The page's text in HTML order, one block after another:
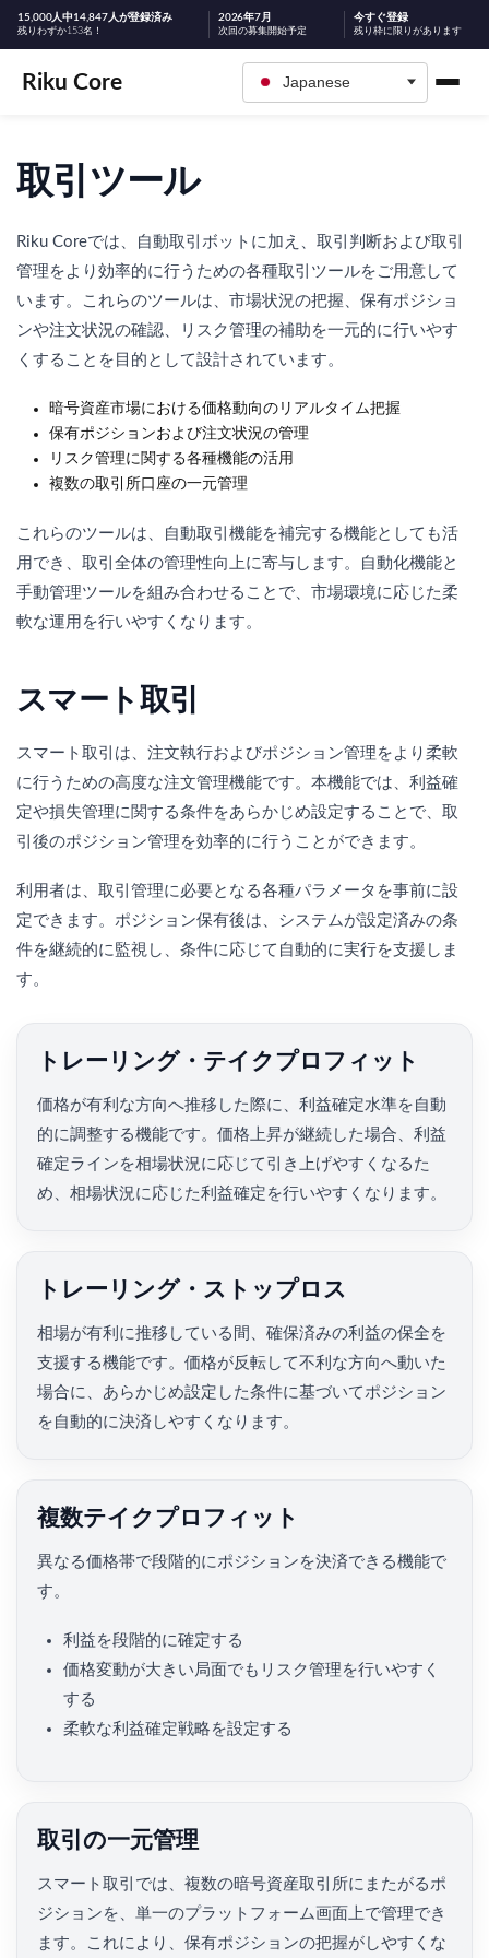
15,000人中14,847人が登録済み
残りわずか153名！
2026年7月
次回の募集開始予定
今すぐ登録
残り枠に限りがあります
Riku Core Japanese
取引ツール
Riku Coreでは、自動取引ボットに加え、取引判断および取引
管理をより効率的に行うための各種取引ツールをご用意して
います。これらのツールは、市場状況の把握、保有ポジショ
ンや注文状況の確認、リスク管理の補助を一元的に行いやす
くすることを目的として設計されています。
暗号資産市場における価格動向のリアルタイム把握
保有ポジションおよび注文状況の管理
リスク管理に関する各種機能の活用
複数の取引所口座の一元管理
これらのツールは、自動取引機能を補完する機能としても活
用でき、取引全体の管理性向上に寄与します。自動化機能と
手動管理ツールを組み合わせることで、市場環境に応じた柔
軟な運用を行いやすくなります。
スマート取引
スマート取引は、注文執行およびポジション管理をより柔軟
に行うための高度な注文管理機能です。本機能では、利益確
定や損失管理に関する条件をあらかじめ設定することで、取
引後のポジション管理を効率的に行うことができます。
利用者は、取引管理に必要となる各種パラメータを事前に設
定できます。ポジション保有後は、システムが設定済みの条
件を継続的に監視し、条件に応じて自動的に実行を支援しま
す。
トレーリング・テイクプロフィット
価格が有利な方向へ推移した際に、利益確定水準を自動
的に調整する機能です。価格上昇が継続した場合、利益
確定ラインを相場状況に応じて引き上げやすくなるた
め、相場状況に応じた利益確定を行いやすくなります。
トレーリング・ストップロス
相場が有利に推移している間、確保済みの利益の保全を
支援する機能です。価格が反転して不利な方向へ動いた
場合に、あらかじめ設定した条件に基づいてポジション
を自動的に決済しやすくなります。
複数テイクプロフィット
異なる価格帯で段階的にポジションを決済できる機能で
す。
利益を段階的に確定する
価格変動が大きい局面でもリスク管理を行いやすく
する
柔軟な利益確定戦略を設定する
取引の一元管理
スマート取引では、複数の暗号資産取引所にまたがるポ
ジションを、単一のプラットフォーム画面上で管理でき
ます。これにより、保有ポジションの把握がしやすくな